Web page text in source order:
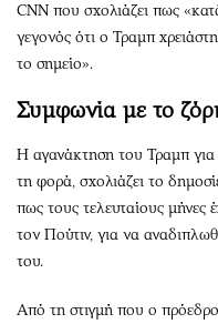
CNN που σχολιάζει πως
γεγονός ότι ο Τραμπ
το σημείο».
Συμφωνία με το
Η αγανάκτηση του Τραμπ για
τη φορά, σχολιάζει το
πως τους τελευταίους μήνες
τον Πούτιν, για να
του.
Aπό τη στιγμή που ο